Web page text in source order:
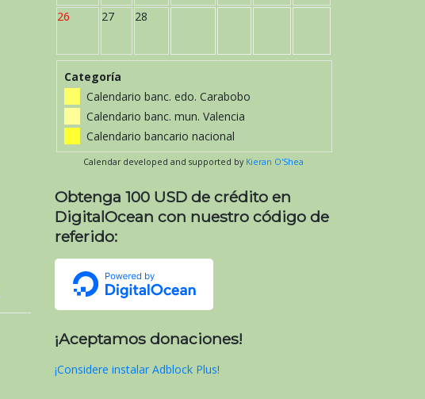
26 27 28
Categoría
Calendario banc. edo. Carabobo
Calendario banc. mun. Valencia
Calendario bancario nacional
Calendar developed and supported by Kieran O'Shea
Obtenga 100 USD de crédito en
DigitalOcean con nuestro código de
referido:
¡Aceptamos donaciones!
¡Considere instalar Adblock Plus!